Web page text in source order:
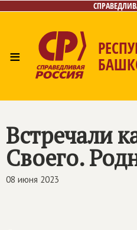
≡
Встречали
Своего.
08 июня 2023